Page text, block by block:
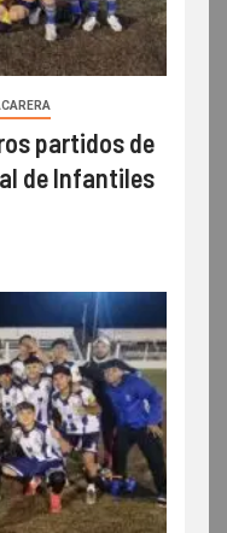
partidos de
de Infantiles